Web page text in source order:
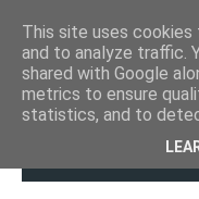
Autoads.pt
This site uses
and to analyze traffic.
shared with Google
metrics to ensure
statistics, and to